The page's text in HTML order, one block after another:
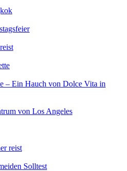
– Ein Hauch von Dolce Vita in
von Los Angeles
reist
Solltest